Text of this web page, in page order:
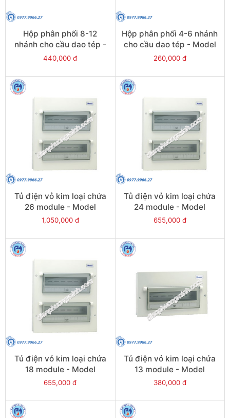
Hộp phân phối 8-12
nhánh cho cầu dao tép -
Model FBD801
440,000 đ
Hộp phân phối 4-6 nhánh
cho cầu dao tép - Model
FBD601
260,000 đ
Tủ điện vỏ kim loại chứa
26 module - Model
FDP126
1,050,000 đ
Tủ điện vỏ kim loại chứa
24 module - Model
FDP124
655,000 đ
Tủ điện vỏ kim loại chứa
18 module - Model
FDP118
655,000 đ
Tủ điện vỏ kim loại chứa
13 module - Model
FDP113
380,000 đ